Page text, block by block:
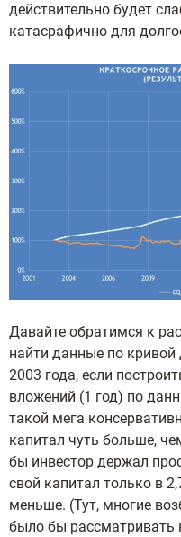
действительно будет
катасрафично для
Давайте обратимся к
найти данные по
2003 года, если
вложений (1 год) по
такой мега
капитал чуть больше,
бы инвестор держал
свой капитал только в
меньше. (Тут, многие
было бы рассматривать